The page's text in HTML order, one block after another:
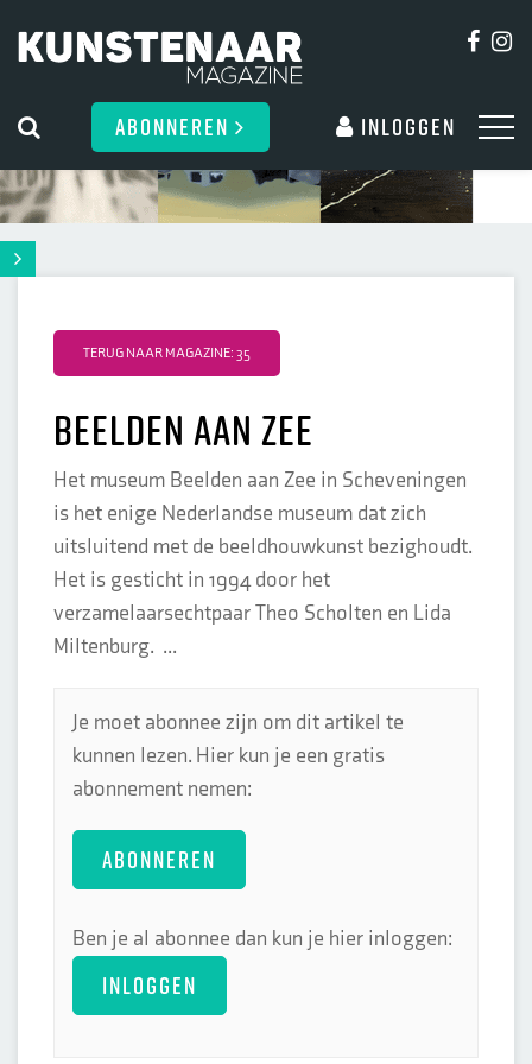
ABONNEREN Inloggen
TERUG NAAR MAGAZINE: 35
Beelden aan zee
Het museum Beelden aan Zee in Scheveningen
is het enige Nederlandse museum dat zich
uitsluitend met de beeldhouwkunst bezighoudt.
Het is gesticht in 1994 door het
verzamelaarsechtpaar Theo Scholten en Lida
Miltenburg. ...
Je moet abonnee zijn om dit artikel te
kunnen lezen. Hier kun je een gratis
abonnement nemen:
ABONNEREN
Ben je al abonnee dan kun je hier inloggen:
INLOGGEN